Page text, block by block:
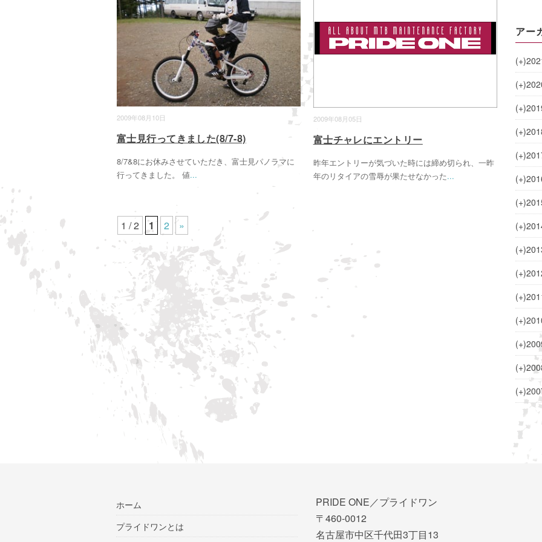
2009年08月10日
富士見行ってきました(8/7-8)
8/7&8にお休みさせていただき、富士見パノラマに
行ってきました。 値...
2009年08月05日
富士チャレにエントリー
昨年エントリーが気づいた時には締め切られ、一昨
年のリタイアの雪辱が果たせなかった...
1 / 2 1 2 »
アー
(+)
(+)
(+)
(+)
(+)
(+)
(+)
(+)
(+)
(+)
(+)
(+)
(+)
(+)
(+)
ホーム
プライドワンとは
PRIDE ONE／プライドワン
〒460-0012
名古屋市中区千代田3丁目13